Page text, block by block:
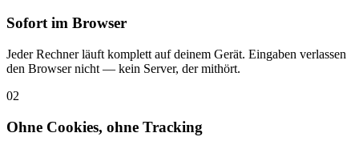
Sofort im Browser
Jeder Rechner läuft komplett auf deinem Gerät. Eingaben verlassen
den Browser nicht — kein Server, der mithört.
02
Ohne Cookies, ohne Tracking